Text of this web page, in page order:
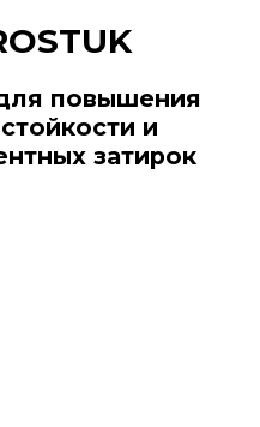
повышения
и
затирок